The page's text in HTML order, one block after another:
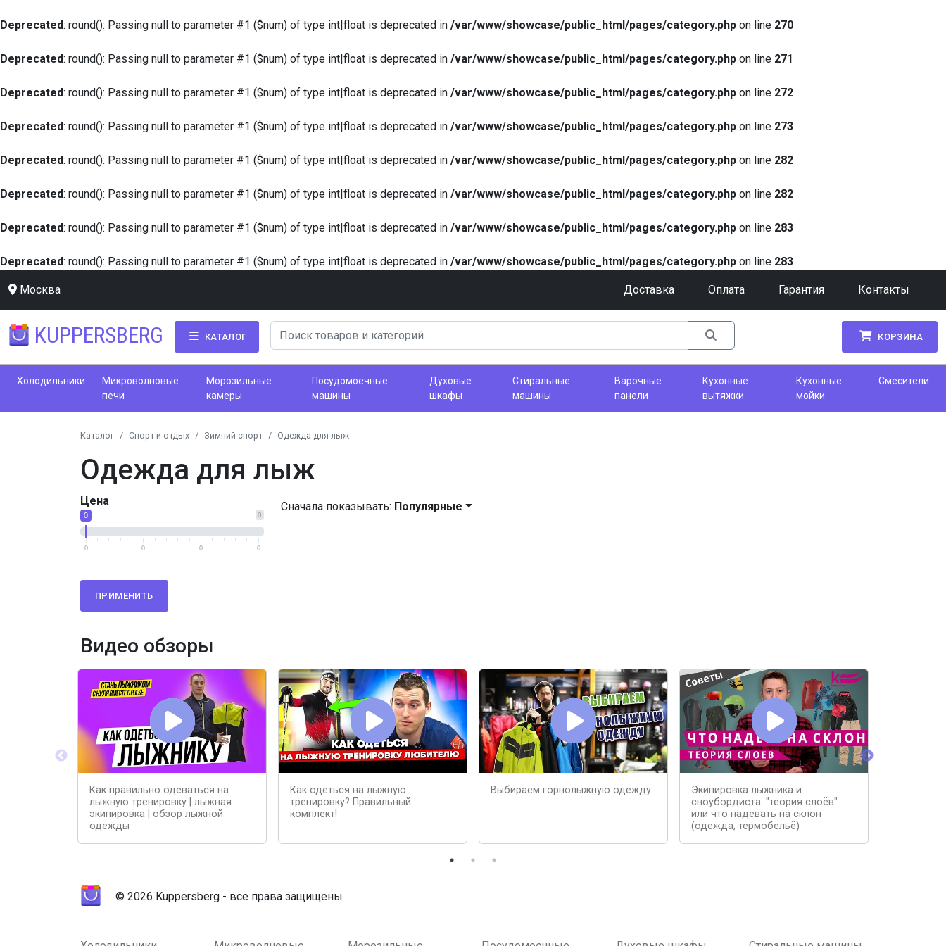
Deprecated: round(): Passing null to parameter #1 ($num) of type int|float is deprecated in /var/www/showcase/public_html/pages/category.php on line 270
Deprecated: round(): Passing null to parameter #1 ($num) of type int|float is deprecated in /var/www/showcase/public_html/pages/category.php on line 271
Deprecated: round(): Passing null to parameter #1 ($num) of type int|float is deprecated in /var/www/showcase/public_html/pages/category.php on line 272
Deprecated: round(): Passing null to parameter #1 ($num) of type int|float is deprecated in /var/www/showcase/public_html/pages/category.php on line 273
Deprecated: round(): Passing null to parameter #1 ($num) of type int|float is deprecated in /var/www/showcase/public_html/pages/category.php on line 282
Deprecated: round(): Passing null to parameter #1 ($num) of type int|float is deprecated in /var/www/showcase/public_html/pages/category.php on line 282
Deprecated: round(): Passing null to parameter #1 ($num) of type int|float is deprecated in /var/www/showcase/public_html/pages/category.php on line 283
Deprecated: round(): Passing null to parameter #1 ($num) of type int|float is deprecated in /var/www/showcase/public_html/pages/category.php on line 283
Москва Доставка Оплата Гарантия Контакты
KUPPERSBERG КАТАЛОГ КОРЗИНА
Холодильники
Микроволновые
печи
Морозильные
камеры
Посудомоечные
машины
Духовые
шкафы
Стиральные
машины
Варочные
панели
Кухонные
вытяжки
Кухонные
мойки
Смесители
Каталог Спорт и отдых Зимний спорт Одежда для лыж
Одежда для лыж
Цена
0
0
0 0 0 0
ПРИМЕНИТЬ
Сначала показывать: Популярные
Видео обзоры
Как правильно одеваться на
лыжную тренировку | лыжная
экипировка | обзор лыжной
одежды
Как одеться на лыжную
тренировку? Правильный
комплект!
Выбираем горнолыжную одежду
Экипировка лыжника и
сноубордиста: "теория слоёв"
или что надевать на склон
(одежда, термобельё)
© 2026 Kuppersberg - все права защищены